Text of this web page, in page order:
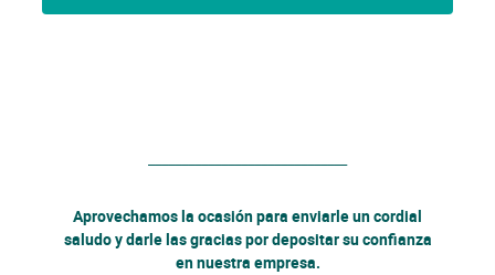
Aprovechamos la ocasión para enviarle un cordial
saludo y darle las gracias por depositar su confianza
en nuestra empresa.